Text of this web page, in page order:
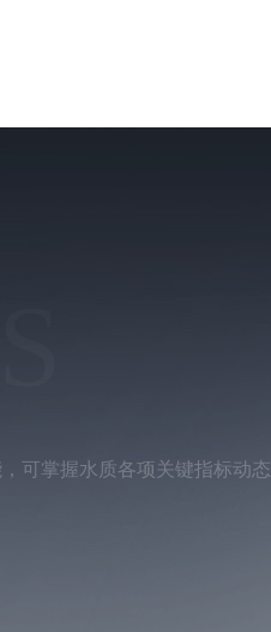
可掌握水质各项关键指标动态